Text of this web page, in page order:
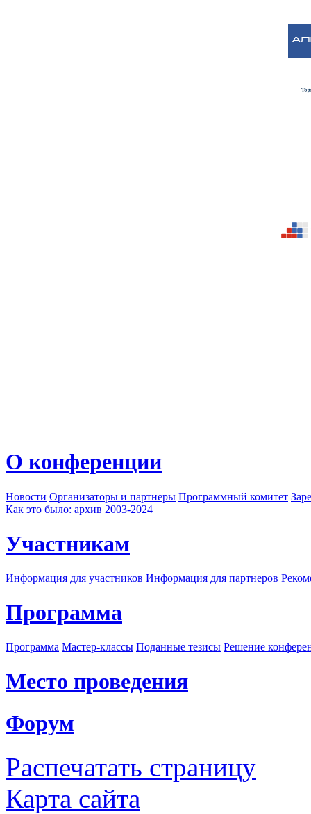
О конференции
Новости Организаторы и партнеры Программный комитет
Как это было: архив 2003-2024
Участникам
Информация для участников Информация для партнеров
Программа
Программа Мастер-классы Поданные тезисы Решение
Место проведения
Форум
Распечатать страницу
Карта сайта